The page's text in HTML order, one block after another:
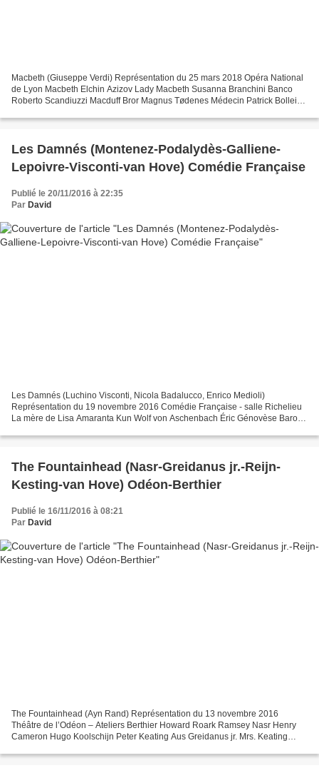
Macbeth (Giuseppe Verdi) Représentation du 25 mars 2018 Opéra National
de Lyon Macbeth Elchin Azizov Lady Macbeth Susanna Branchini Banco
Roberto Scandiuzzi Macduff Bror Magnus Tødenes Médecin Patrick Bolleire
Les Damnés (Montenez-Podalydès-Galliene-
Lepoivre-Visconti-van Hove) Comédie Française
Publié le 20/11/2016 à 22:35
Par David
Les Damnés (Luchino Visconti, Nicola Badalucco, Enrico Medioli)
Représentation du 19 novembre 2016 Comédie Française - salle Richelieu
La mère de Lisa Amaranta Kun Wolf von Aschenbach Éric Génovèse Baron
The Fountainhead (Nasr-Greidanus jr.-Reijn-
Kesting-van Hove) Odéon-Berthier
Publié le 16/11/2016 à 08:21
Par David
The Fountainhead (Ayn Rand) Représentation du 13 novembre 2016
Théâtre de l’Odéon – Ateliers Berthier Howard Roark Ramsey Nasr Henry
Cameron Hugo Koolschijn Peter Keating Aus Greidanus jr. Mrs. Keating